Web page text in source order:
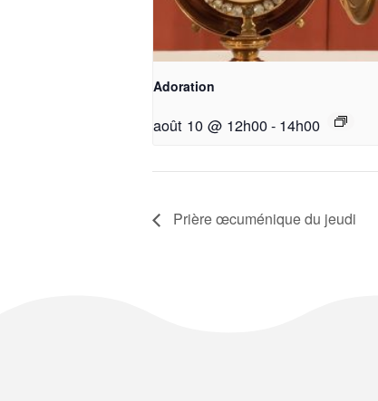
Adoration
août 10 @ 12h00- 14h00
Prière œcuménique du jeudi